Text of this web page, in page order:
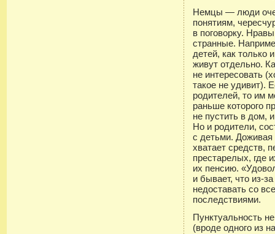
Немцы — люди
понятиям,
в поговорку.
странные.
детей, как только
живут отдельно.
не интересовать
такое не удивит).
родителей, то им
раньше которого
не пустить в дом,
Но и родители,
с детьми. Доживая
хватает средств,
престарелых, где
их пенсию.
и бывает, что из-
недоставать со
последствиями.
Пунктуальность
(вроде одного из